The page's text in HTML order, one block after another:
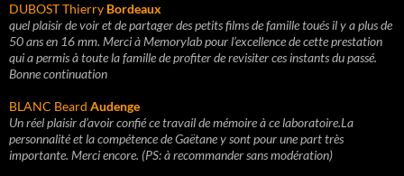
DUBOST Thierry Bordeaux
quel plaisir de voir et de partager des petits films de famille toués il y a plus de
50 ans en 16 mm. Merci à Memorylab pour l’excellence de cette prestation
qui a permis à toute la famille de profiter de revisiter ces instants du passé.
Bonne continuation
BLANC Beard Audenge
Un réel plaisir d’avoir confié ce travail de mémoire à ce laboratoire.La
personnalité et la compétence de Gaëtane y sont pour une part très
importante. Merci encore. (PS: à recommander sans modération)